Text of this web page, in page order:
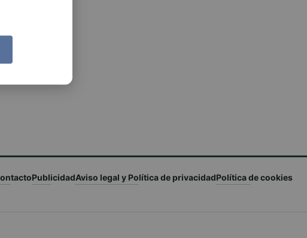
PublicidadAviso legal y Política de privacidadPolítica de cookies